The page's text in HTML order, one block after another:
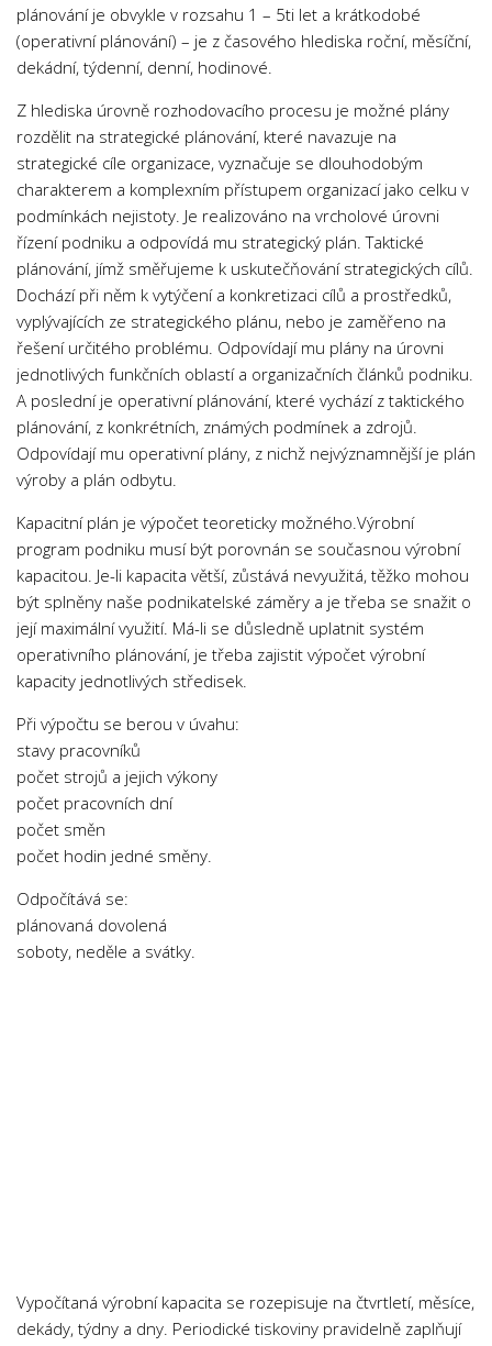
plánování je obvykle v rozsahu 1 – 5ti let a krátkodobé
(operativní plánování) – je z časového hlediska roční, měsíční,
dekádní, týdenní, denní, hodinové.
Z hlediska úrovně rozhodovacího procesu je možné plány
rozdělit na strategické plánování, které navazuje na
strategické cíle organizace, vyznačuje se dlouhodobým
charakterem a komplexním přístupem organizací jako celku v
podmínkách nejistoty. Je realizováno na vrcholové úrovni
řízení podniku a odpovídá mu strategický plán. Taktické
plánování, jímž směřujeme k uskutečňování strategických cílů.
Dochází při něm k vytýčení a konkretizaci cílů a prostředků,
vyplývajících ze strategického plánu, nebo je zaměřeno na
řešení určitého problému. Odpovídají mu plány na úrovni
jednotlivých funkčních oblastí a organizačních článků podniku.
A poslední je operativní plánování, které vychází z taktického
plánování, z konkrétních, známých podmínek a zdrojů.
Odpovídají mu operativní plány, z nichž nejvýznamnější je plán
výroby a plán odbytu.
Kapacitní plán je výpočet teoreticky možného.Výrobní
program podniku musí být porovnán se současnou výrobní
kapacitou. Je-li kapacita větší, zůstává nevyužitá, těžko mohou
být splněny naše podnikatelské záměry a je třeba se snažit o
její maximální využití. Má-li se důsledně uplatnit systém
operativního plánování, je třeba zajistit výpočet výrobní
kapacity jednotlivých středisek.
Při výpočtu se berou v úvahu:
stavy pracovníků
počet strojů a jejich výkony
počet pracovních dní
počet směn
počet hodin jedné směny.
Odpočítává se:
plánovaná dovolená
soboty, neděle a svátky.
Vypočítaná výrobní kapacita se rozepisuje na čtvrtletí, měsíce,
dekády, týdny a dny. Periodické tiskoviny pravidelně zaplňují